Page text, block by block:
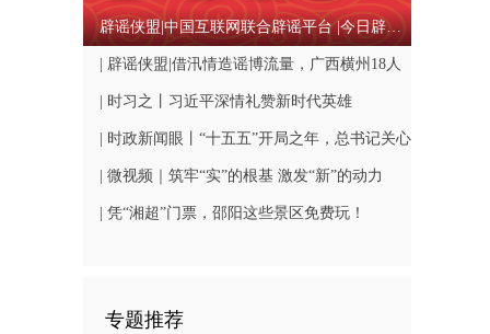
辟谣侠盟|中国互联网联合辟谣平台 |今日辟谣（2026年08月05日）
| 辟谣侠盟|借汛情造谣博流量，广西横州18人
被依法查处（2026·08·05）-中国互联网联合辟
谣平台
| 时习之丨习近平深情礼赞新时代英雄
| 时政新闻眼丨“十五五”开局之年，总书记关心
百姓身边这些民生大事
| 微视频｜筑牢“实”的根基 激发“新”的动力
| 凭“湘超”门票，邵阳这些景区免费玩！
专题推荐